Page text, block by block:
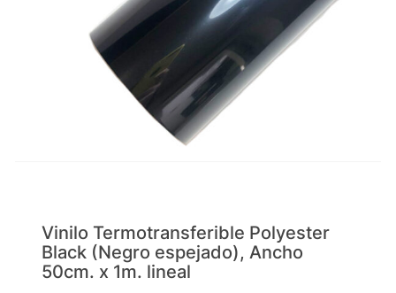
Vinilo Termotransferible Polyester
Black (Negro espejado), Ancho
50cm. x 1m. lineal